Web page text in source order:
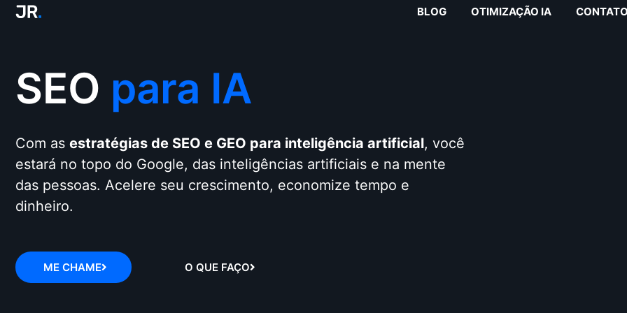
BLOG OTIMIZAÇÃO IA
SEO para IA
Com as estratégias de SEO e GEO para inteligência artificial, você
estará no topo do Google, das inteligências artificiais e na mente
das pessoas. Acelere seu crescimento, economize tempo e
dinheiro.
ME CHAME O QUE FAÇO